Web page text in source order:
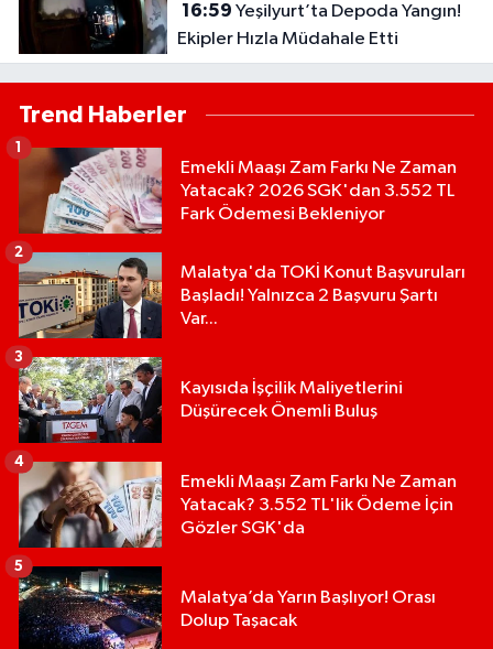
16:59
Ekipler Hızla Müdahale Etti
Trend Haberler
Emekli Maaşı Zam Farkı Ne Zaman
Yatacak? 2026 SGK'dan 3.552 TL
Fark Ödemesi Bekleniyor
1
Malatya'da TOKİ Konut Başvuruları
Başladı! Yalnızca 2 Başvuru Şartı
Var...
2
Kayısıda İşçilik Maliyetlerini
Düşürecek Önemli Buluş
3
Emekli Maaşı Zam Farkı Ne Zaman
Yatacak? 3.552 TL'lik Ödeme İçin
Gözler SGK'da
4
Malatya’da Yarın Başlıyor! Orası
Dolup Taşacak
5